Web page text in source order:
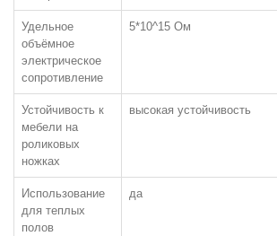
Разрезной (Фризе)
Петлевой, Микро-Тафтинг
Удельное
объёмное
электрическое
сопротивление
5*10^15 Ом
Устойчивость к
мебели на
роликовых
ножках
высокая устойчивость
Использование
для теплых
полов
да